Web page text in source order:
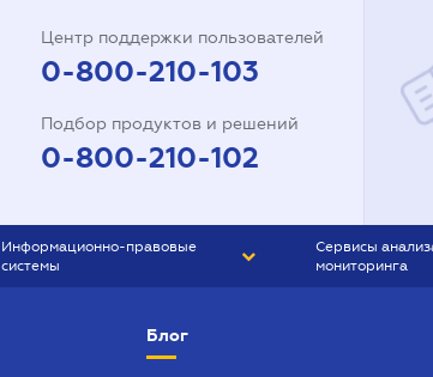
Центр поддержки пользователей
0-800-210-103
Подбор продуктов и решений
0-800-210-102
Информационно-правовые
системы
Сервисы
мониторинга
Блог